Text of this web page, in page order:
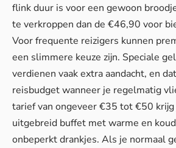
flink duur is voor een gewoon
te verkroppen dan de €46,90 voor
Voor frequente reizigers kunnen
een slimmere keuze zijn. Speciale
verdienen vaak extra aandacht, en
reisbudget wanneer je regelmatig
tarief van ongeveer €35 tot €50
uitgebreid buffet met warme en
onbeperkt drankjes. Als je normaal